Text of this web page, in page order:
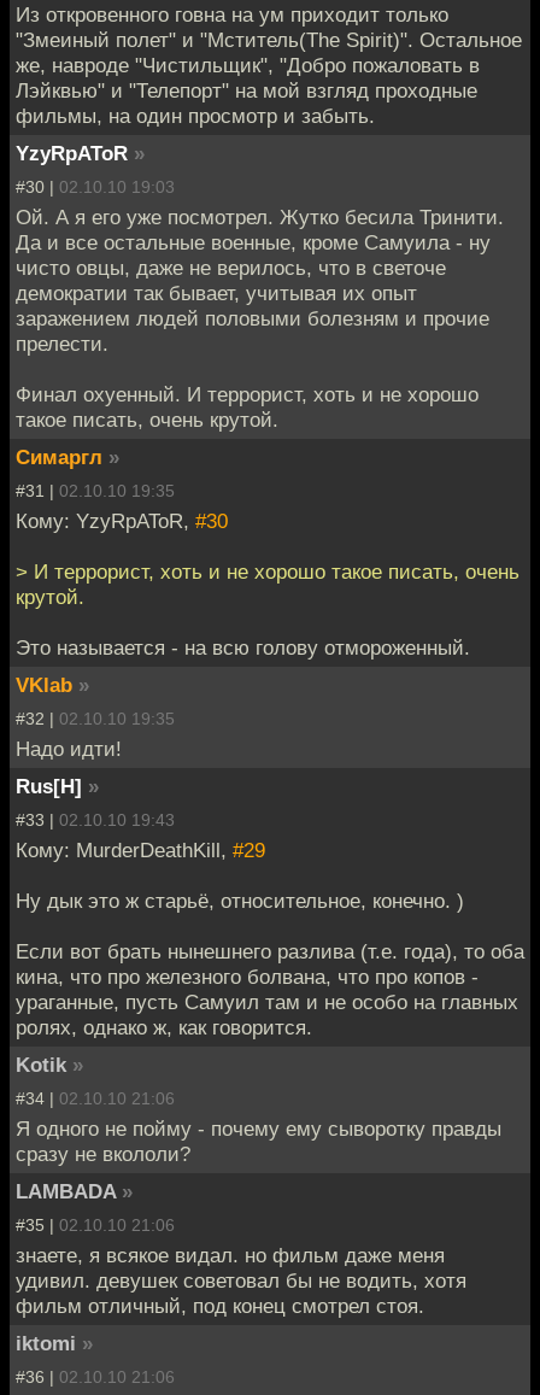
Из откровенного говна на ум приходит только
"Змеиный полет" и "Мститель(The Spirit)". Остальное
же, навроде "Чистильщик", "Добро пожаловать в
Лэйквью" и "Телепорт" на мой взгляд проходные
фильмы, на один просмотр и забыть.
YzyRpAToR »
#30 | 02.10.10 19:03
Ой. А я его уже посмотрел. Жутко бесила Тринити.
Да и все остальные военные, кроме Самуила - ну
чисто овцы, даже не верилось, что в светоче
демократии так бывает, учитывая их опыт
заражением людей половыми болезням и прочие
прелести.
Финал охуенный. И террорист, хоть и не хорошо
такое писать, очень крутой.
Симаргл »
#31 | 02.10.10 19:35
Кому: YzyRpAToR, #30
> И террорист, хоть и не хорошо такое писать, очень
крутой.
Это называется - на всю голову отмороженный.
VKlab »
#32 | 02.10.10 19:35
Надо идти!
Rus[H] »
#33 | 02.10.10 19:43
Кому: MurderDeathKill, #29
Ну дык это ж старьё, относительное, конечно. )
Если вот брать нынешнего разлива (т.е. года), то оба
кина, что про железного болвана, что про копов -
ураганные, пусть Самуил там и не особо на главных
ролях, однако ж, как говорится.
Kotik »
#34 | 02.10.10 21:06
Я одного не пойму - почему ему сыворотку правды
сразу не вкололи?
LAMBADA »
#35 | 02.10.10 21:06
знаете, я всякое видал. но фильм даже меня
удивил. девушек советовал бы не водить, хотя
фильм отличный, под конец смотрел стоя.
iktomi »
#36 | 02.10.10 21:06